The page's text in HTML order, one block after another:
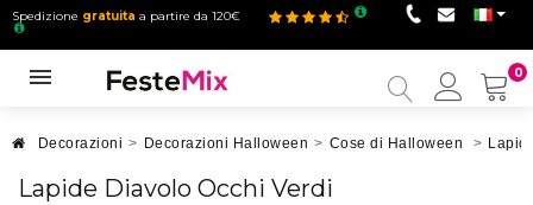
Spedizione gratuita a partire da 120€
0
mio
Decorazioni > Decorazioni Halloween > Cose di Halloween >
Lapide Diavolo Occhi Verdi